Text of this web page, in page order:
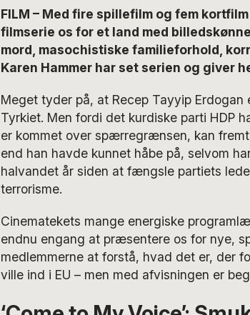
FILM – Med fire spillefilm og fem
filmserie os for et land med
mord, masochistiske familieforhold,
Karen Hammer har set serien og giver
Meget tyder på, at Recep Tayyip
Tyrkiet. Men fordi det kurdiske parti HDP
er kommet over spærregrænsen, kan
end han havde kunnet håbe på, selvom
halvandet år siden at fængsle partiets
terrorisme.
Cinematekets mange energiske
endnu engang at præsentere os for nye,
medlemmerne at forstå, hvad det er, der
ville ind i EU – men med afvisningen er